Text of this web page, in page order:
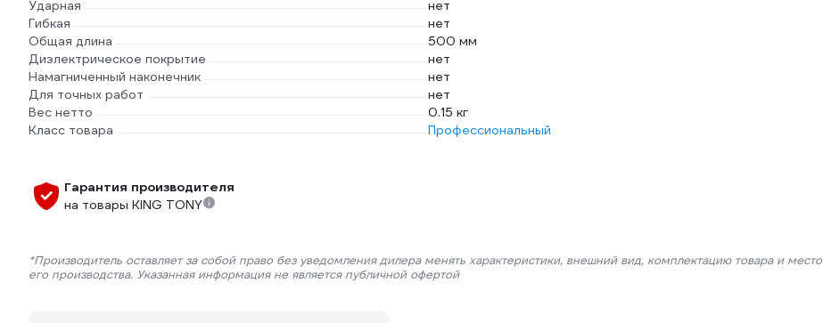
Ударная
нет
Гибкая
нет
Общая длина
500 мм
Диэлектрическое покрытие
нет
Намагниченный наконечник
нет
Для точных работ
нет
Вес нетто
0.15 кг
Класс товара
Профессиональный
Гарантия производителя
на товары KING TONY
*Производитель оставляет за собой право без уведомления дилера менять характеристики, внешний вид, комплектацию товара и место
его производства. Указанная информация не является публичной офертой